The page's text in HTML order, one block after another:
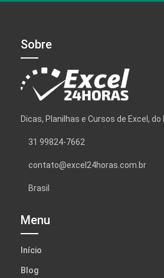
Sobre
Dicas, Planilhas e Cursos de Excel, do
31 99824-7662
contato@excel24horas.com.br
Brasil
Menu
Início
Blog